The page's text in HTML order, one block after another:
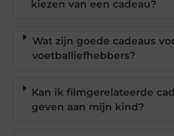
kiezen van een cadeau?
Wat zijn goede cadeaus
voetballiefhebbers?
Kan ik filmgerelateerde
geven aan mijn kind?